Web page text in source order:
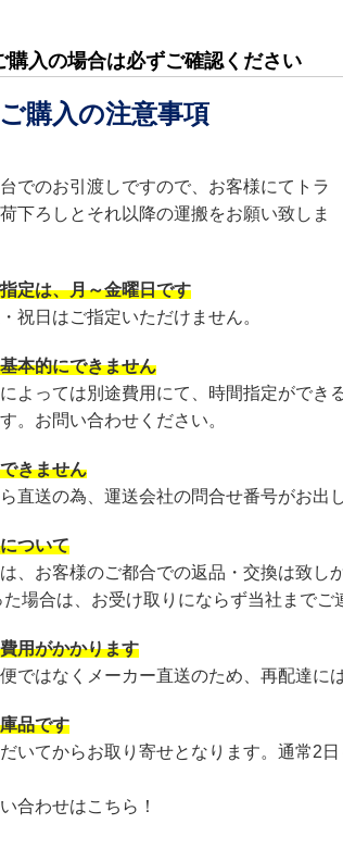
購入の場合は必ずご確認ください
購入の注意事項
台でのお引渡しですので、お客様にてトラ
下ろしとそれ以降の運搬をお願い致しま
定は、月～金曜日です
祝日はご指定いただけません。
本的にできません
よっては別途費用にて、時間指定ができ
。お問い合わせください。
きません
直送の為、運送会社の問合せ番号がお出
ついて
、お客様のご都合での返品・交換は致
場合は、お受け取りにならず当社までご
用がかかります
ではなくメーカー直送のため、再配達に
品です
いてからお取り寄せとなります。通常2
合わせはこちら！